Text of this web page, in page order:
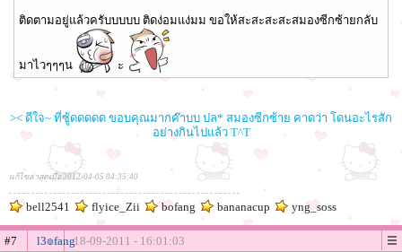
ติดตามอยู่แล้วครับบบบบ ติดง่อมแง่มม ขอให้สะสะสะสะสมองซีกซ้ายกลับ
มาไวๆๆๆน ะ
>< ดีใจ~ ที่ซู้ดดดดด ขอบคุณมากค๊าบบ ปล* สมองซีกซ้าย คาดว่า โดนอะไรสัก
อย่างกินไปแล้ว T^T
แก้ไขล่าสุดเมื่อ 2012-04-05 04:35:40
bell2541 flyice_Zii bofang bananacup yng_soss
#7 l3๏fang18-09-2011 - 16:01:03